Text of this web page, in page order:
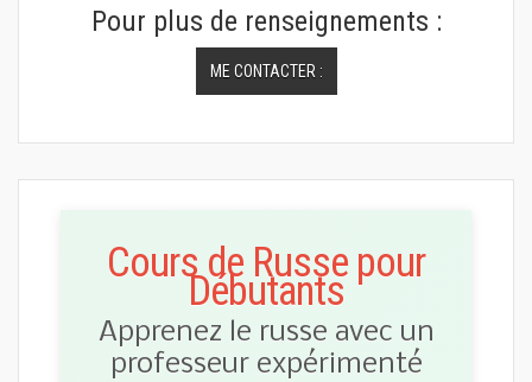
Pour plus de renseignements :
ME CONTACTER :
Cours de Russe pour
Débutants
Apprenez le russe avec un
professeur expérimenté